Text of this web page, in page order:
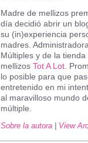
Madre de mellizos
día decidió abrir un
su (in)experiencia
madres.
Múltiples y de la
mellizos Tot A Lot.
lo posible para que
entretenido en mi
al maravilloso mundo
múltiple.
Sobre la autora View